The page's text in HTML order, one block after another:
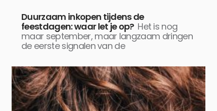
Duurzaam inkopen tijdens de
feestdagen: waar let je op? Het is nog
maar september, maar langzaam dringen
de eerste signalen van de